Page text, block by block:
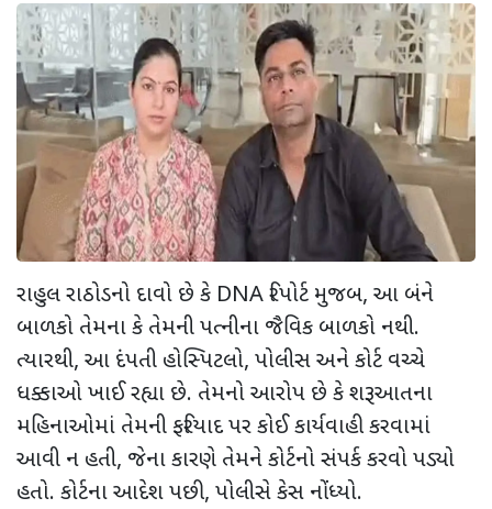
રાહુલ રાઠોડનો દાવો છે કે DNAરિપોર્ટ મુજબ, આ બંને
બાળકો તેમના કે તેમની પત્નીના જૈવિક બાળકો નથી.
ત્યારથી, આ દંપતી હોસ્પિટલો, પોલીસ અને કોર્ટ વચ્ચે
ધક્કાઓ ખાઈ રહ્યા છે. તેમનો આરોપ છે કે શરૂઆતના
મહિનાઓમાં તેમની ફરિયાદ પર કોઈ કાર્યવાહી કરવામાં
આવી ન હતી, જેના કારણે તેમને કોર્ટનો સંપર્ક કરવો પડ્યો
હતો. કોર્ટના આદેશ પછી, પોલીસે કેસ નોંધ્યો.